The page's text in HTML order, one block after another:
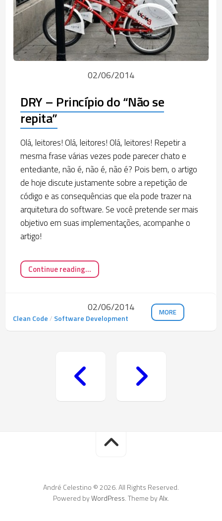
02/06/2014
DRY – Princípio do “Não se
repita”
Olá, leitores! Olá, leitores! Olá, leitores! Repetir a
mesma frase várias vezes pode parecer chato e
entediante, não é, não é, não é? Pois bem, o artigo
de hoje discute justamente sobre a repetição de
código e as consequências que ela pode trazer na
arquitetura do software. Se você pretende ser mais
objetivo em suas implementações, acompanhe o
artigo!
Continue reading...
02/06/2014
Clean Code/ Software Development
MORE
André Celestino © 2026. All Rights Reserved.
Powered byWordPress. Theme byAlx.